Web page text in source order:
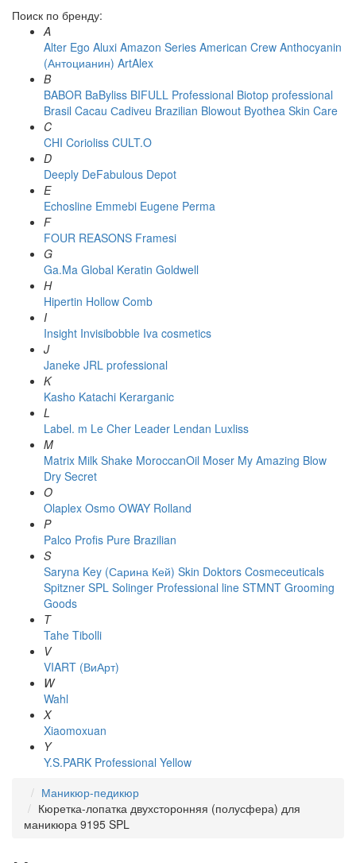
Поиск по бренду:
A
Alter Ego Aluxi Amazon Series American Crew Anthocyanin
(Антоцианин) ArtAlex
B
BABOR BaByliss BIFULL Professional Biotop professional
Brasil Cacau Сadiveu Brazilian Blowout Byothea Skin Care
C
CHI Corioliss CULT.O
D
Deeply DeFabulous Depot
E
Echosline Emmebi Eugene Perma
F
FOUR REASONS Framesi
G
Ga.Ma Global Keratin Goldwell
H
Hipertin Hollow Comb
I
Insight Invisibobble Iva cosmetics
J
Janeke JRL professional
K
Kasho Katachi Kerarganic
L
Label. m Le Cher Leader Lendan Luxliss
M
Matrix Milk Shake MoroccanOil Moser My Amazing Blow
Dry Secret
O
Olaplex Osmo OWAY Rolland
P
Palco Profis Pure Brazilian
S
Saryna Key (Сарина Кей) Skin Doktors Cosmeceuticals
Spitzner SPL Solinger Professional line STMNT Grooming
Goods
T
Tahe Tibolli
V
VIART (ВиАрт)
W
Wahl
X
Xiaomoxuan
Y
Y.S.PARK Professional Yellow
Маникюр-педикюр
Кюретка-лопатка двухсторонняя (полусфера) для
маникюра 9195 SPL